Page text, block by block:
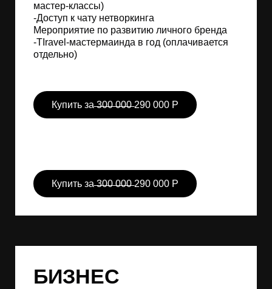
мастер-классы)
-Доступ к чату нетворкинга
Мероприятие по развитию личного бренда
-TIravel-мастермаинда в год (оплачивается
отдельно)
Купить за ̶3̶0̶0̶ ̶0̶0̶0̶ 290 000 Р
Купить за ̶3̶0̶0̶ ̶0̶0̶0̶ 290 000 Р
БИЗНЕС